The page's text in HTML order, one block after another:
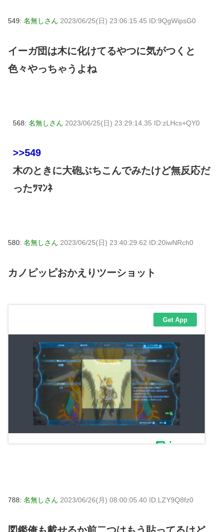
549: 名無しさん 2023/06/25(日) 23:06:15.45 ID:9QgWipsG0
イーガ団は木に化けてるやつに気がつくと
色々やっちゃうよね
568: 名無しさん 2023/06/25(日) 23:29:14.35 ID:zLHcs+QY0
>>549
木のときに大砲ぶちこんでみたけど無反応だ
ったﾂﾏﾝﾈ
580: 名無しさん 2023/06/25(日) 23:40:29.62 ID:20iwNRch0
カノピッピおかえりツーショット
788: 名無しさん 2023/06/26(月) 08:00:05.40 ID:LZY9Q8fz0